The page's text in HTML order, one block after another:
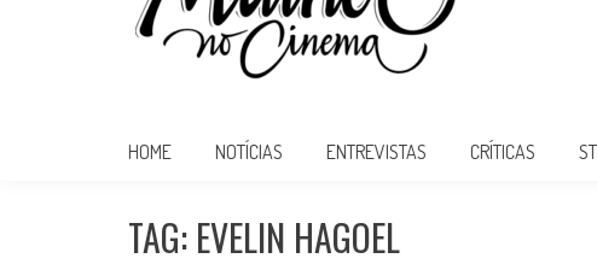
HOME NOTÍCIAS ENTREVISTAS CRÍTICAS
TAG: EVELIN HAGOEL